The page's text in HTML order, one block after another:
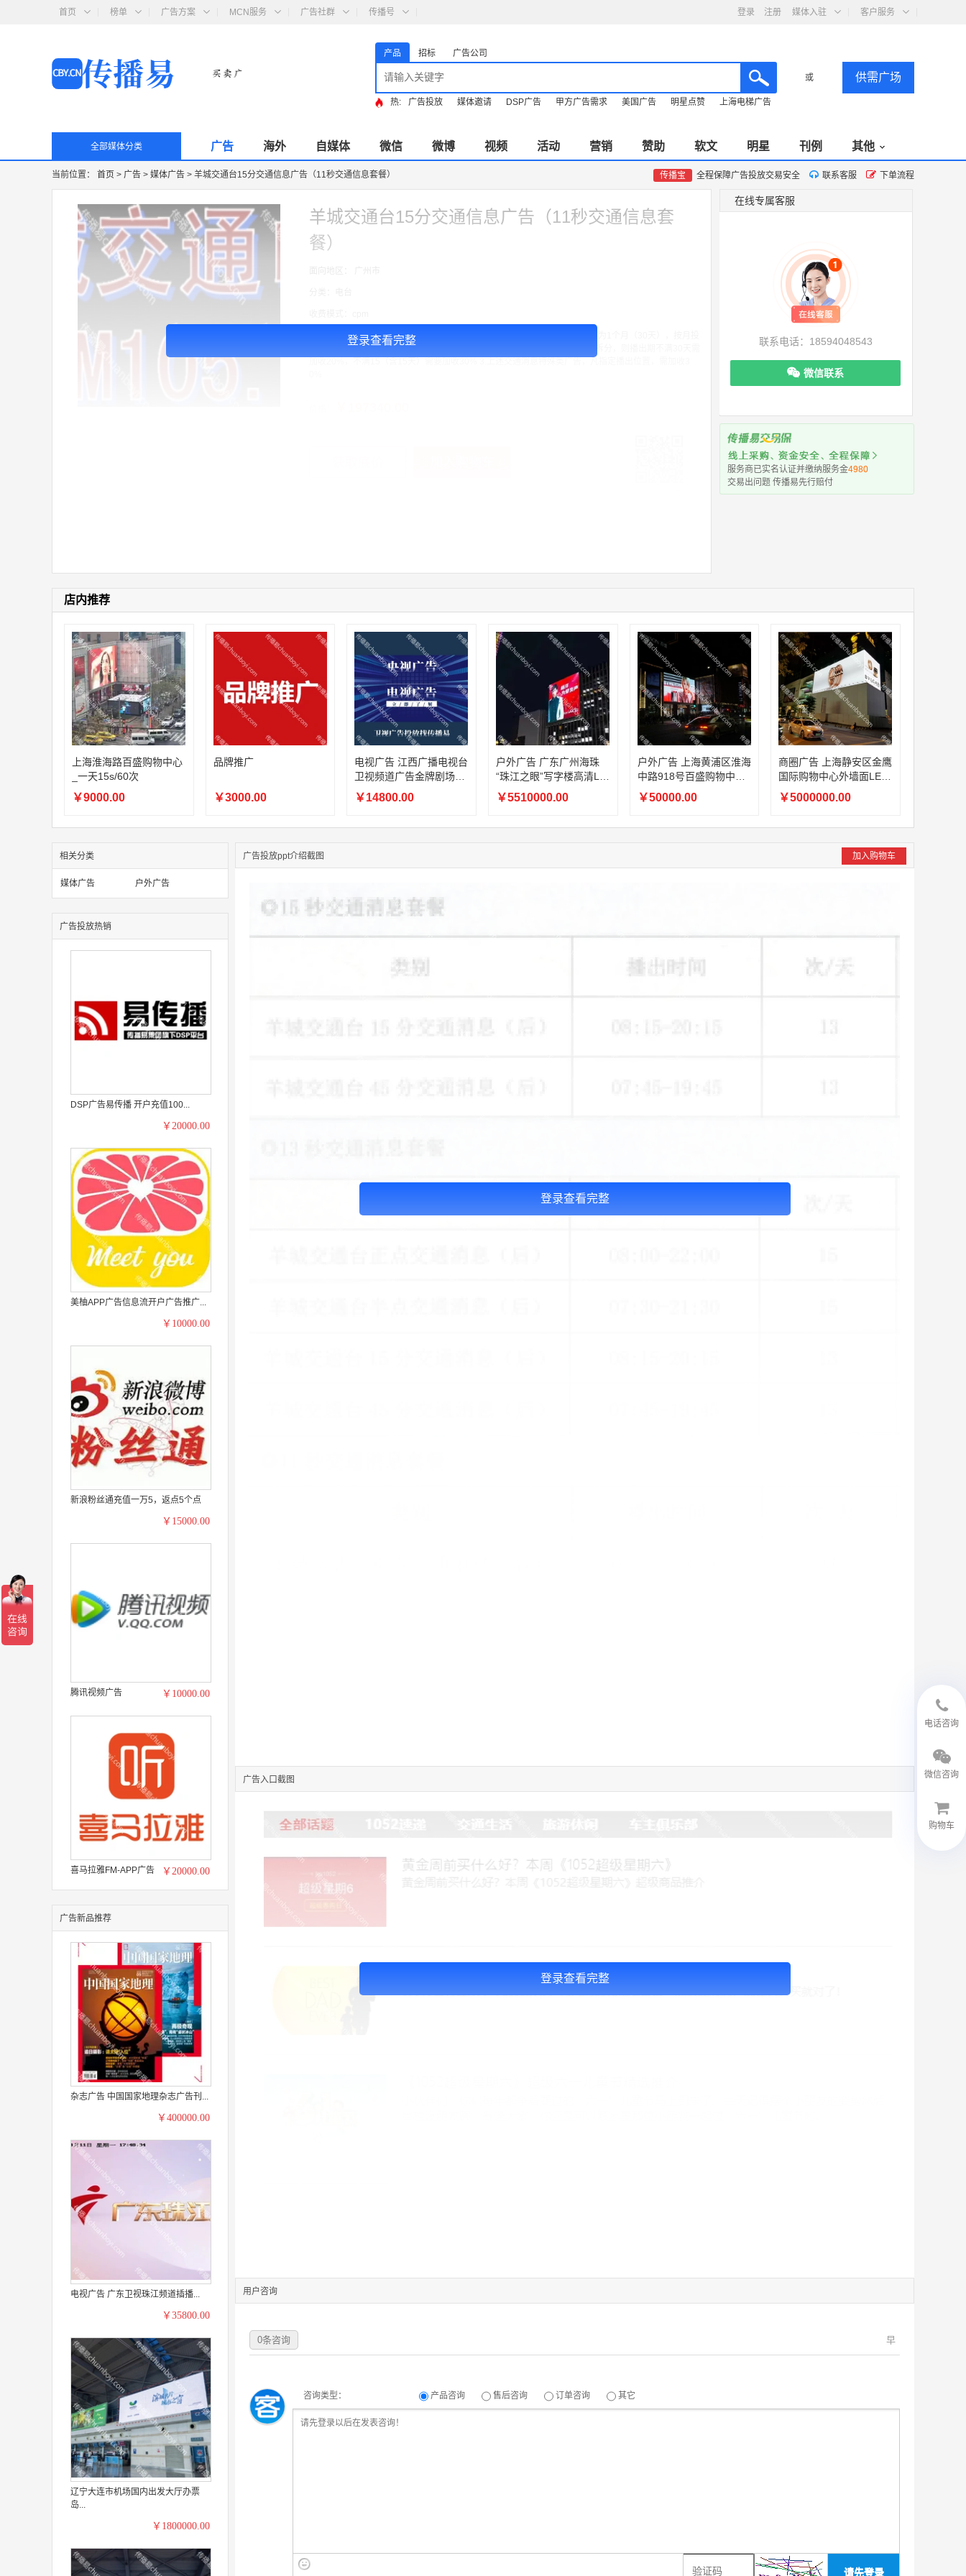
首页 榜单 广告方案 MCN服务 广告社群 传播号 登录 注册 媒体入驻 客户服务
产品 招标 广告公司
或 供需广场
热: 广告投放 媒体邀请 DSP广告 甲方广告需求 美国广告 明星点赞 上海电梯广告
全部媒体分类 广告 海外 自媒体 微信 微博 视频 活动 营销 赞助 软文 明星 刊例 其他
当前位置： 首页 > 广告 > 媒体广告 > 羊城交通台15分交通信息广告（11秒交通信息套餐） 传播宝 全程保障广告投放交易安全 联系客服 下单流程
登录查看完整
羊城交通台15分交通信息广告（11秒交通信息套
餐）
广告投放注意事项：投放时间11次/天 1.上述交通信息特殊类广告播出周期均为1个月（30天），按月投
放，不得跳播，跳播每次需加收30% 2.月套餐原则上不接受拆分购买，如需拆分，则播出期不满30天需
10:08:47 155****5272 联系了该媒体所在商家
02:32:27
176****3456
联系了该媒体所在商家
04:09:07 182****6963
联系了该媒体所在商家
11:44:28 130****3379 联系了该媒体所在商家
08:36:41 191****0991 联系了该媒体所在商家
05:24:34 186****8762 联系了该媒体所在商家
05:26:28 139****8472 联系了该媒体所在商家
02:28:16 183****1249
联系了该媒体所在商家
05:13:40 159****9700 联系了该媒体所在商家
在线专属客服
联系电话：18594048543
微信联系
服务商已实名认证并缴纳服务金4980
交易出问题 传播易先行赔付
店内推荐
上海淮海路百盛购物中心
_一天15s/60次
￥9000.00
品牌推广
￥3000.00
电视广告 江西广播电视台
卫视频道广告金牌剧场前
情提要
￥14800.00
户外广告 广东广州海珠
“珠江之眼”写字楼高清LE
D屏
￥5510000.00
户外广告 上海黄浦区淮海
中路918号百盛购物中心L
ED屏
￥50000.00
商圈广告 上海静安区金鹰
国际购物中心外墙面LED
屏
￥5000000.00
相关分类
媒体广告 户外广告
广告投放热销
DSP广告易传播 开户充值100...
￥20000.00
美柚APP广告信息流开户广告推广...
￥10000.00
新浪粉丝通充值一万5，返点5个点
￥15000.00
腾讯视频广告 ￥10000.00
喜马拉雅FM-APP广告 ￥20000.00
广告新品推荐
杂志广告 中国国家地理杂志广告刊...
￥400000.00
电视广告 广东卫视珠江频道插播...
￥35800.00
辽宁大连市机场国内出发大厅办票
岛...
￥1800000.00
广告投放ppt介绍截图 加入购物车
登录查看完整
广告入口截图
登录查看完整
用户咨询
早
0条咨询
咨询类型： 产品咨询 售后咨询 订单咨询 其它
请先登录
电话咨询
微信咨询
购物车